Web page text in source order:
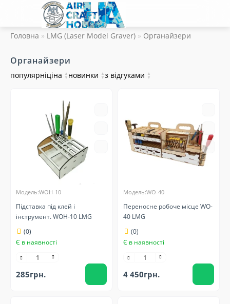
Головна LMG (Laser Model Graver) Органайзери
Органайзери
популярніціна ▲
▼ новинки ▲
▼з відгуками ▲
▼
Модель:WOH-10
Підставка під клей і
інструмент. WOH-10 LMG
(0)
Є в наявності
285грн.
Модель:WO-40
Переносне робоче місце WO-
40 LMG
(0)
Є в наявності
4 450грн.